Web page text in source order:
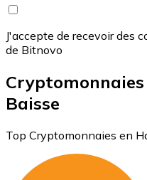
J'accepte de recevoir des
de Bitnovo
Baisse
Top Cryptomonnaies en